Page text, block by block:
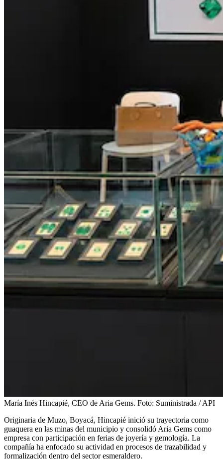
María Inés Hincapié, CEO de Aria Gems. Foto: Suministrada / API
Originaria de Muzo, Boyacá, Hincapié inició su trayectoria como
guaquera en las minas del municipio y consolidó Aria Gems como
empresa con participación en ferias de joyería y gemología. La
compañía ha enfocado su actividad en procesos de trazabilidad y
formalización dentro del sector esmeraldero.